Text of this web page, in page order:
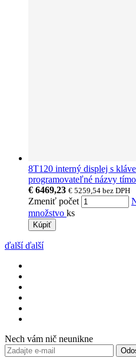
8T120 interný displej s
programovateľné názvy
€ 6469,23 € 5259,54 bez DPH
Zmeniť počet
množstvo ks
Kúpiť
ďalší ďalší
Nech vám nič neunikne